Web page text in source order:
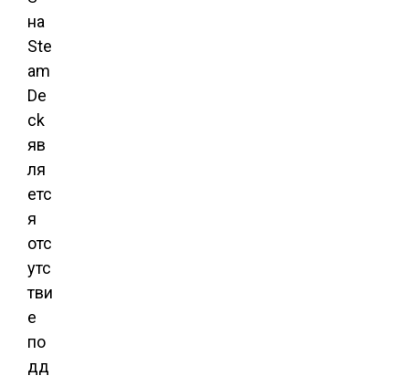
на
Ste
am
De
ck
яв
ля
етс
я
отс
утс
тви
е
по
дд